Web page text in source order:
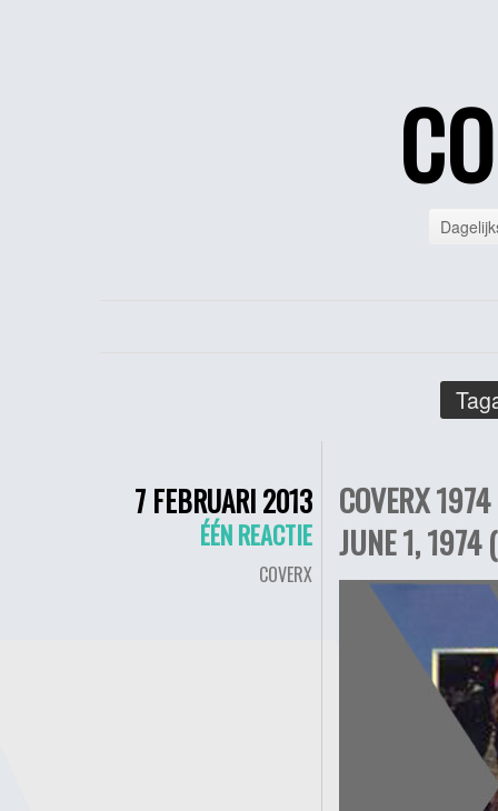
7 FEBRUARI 2013
ÉÉN REACTIE
COVERX
COVERX
JUNE 1, 1974